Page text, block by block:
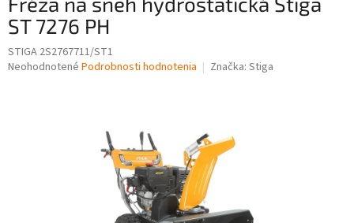
ST 7276 PH
STIGA 2S2767711/ST1
Priemerné
Neohodnotené Podrobnosti hodnotenia Značka: Stiga